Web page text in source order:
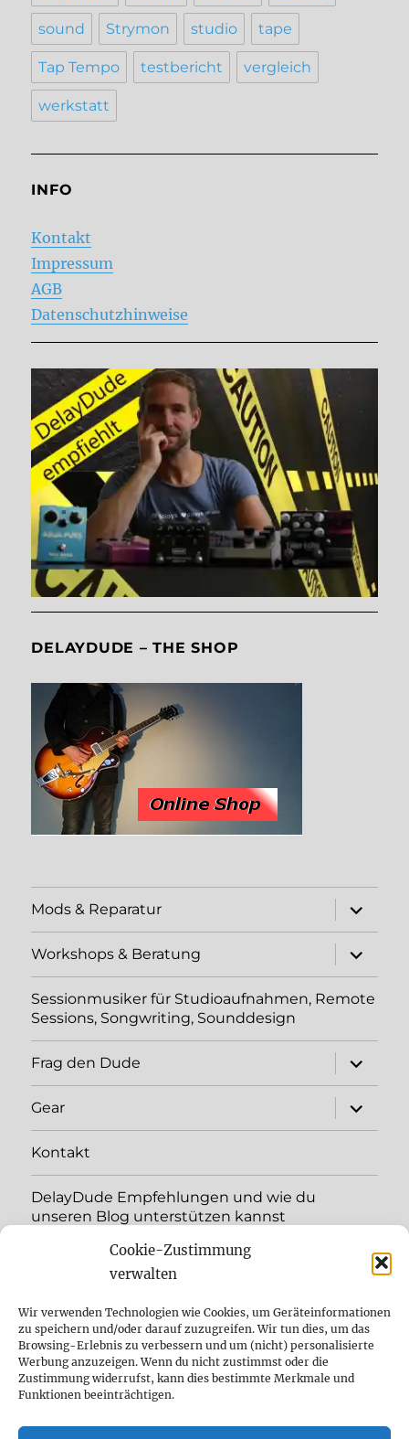
Cookie-Zustimmung
verwalten
Wir verwenden Technologien wie Cookies, um Geräteinformationen
zu speichern und/oder darauf zuzugreifen. Wir tun dies, um das
Browsing-Erlebnis zu verbessern und um (nicht) personalisierte
Werbung anzuzeigen. Wenn du nicht zustimmst oder die
Zustimmung widerrufst, kann dies bestimmte Merkmale und
Funktionen beeinträchtigen.
sound Strymon studio tape
Tap Tempo testbericht vergleich
werkstatt
INFO
Kontakt
Impressum
AGB
Datenschutzhinweise
DELAYDUDE – THE SHOP
Mods & Reparatur
öffnen
Workshops & Beratung
öffnen
Sessionmusiker für Studioaufnahmen, Remote
Sessions, Songwriting, Sounddesign
Frag den Dude
öffnen
Gear
öffnen
Kontakt
DelayDude Empfehlungen und wie du
unseren Blog unterstützen kannst
öffnen
YouTube
Instagram
Feed